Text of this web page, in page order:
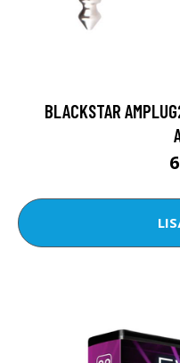
BLACKSTAR